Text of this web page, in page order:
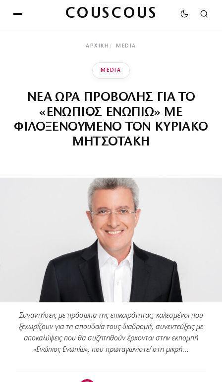
COUSCOUS
ΑΡΧΙΚΉ MEDIA
MEDIA
ΝΕΑ ΩΡΑ ΠΡΟΒΟΛΗΣ ΓΙΑ ΤΟ
«ΕΝΩΠΙΟΣ ΕΝΩΠΙΩ» ΜΕ
ΦΙΛΟΞΕΝΟΥΜΕΝΟ ΤΟΝ ΚΥΡΙΑΚΟ
ΜΗΤΣΟΤΑΚΗ
Συναντήσεις με πρόσωπα της επικαιρότητας, καλεσμένοι που
ξεχωρίζουν για τη σπουδαία τους διαδρομή, συνεντεύξεις με
αποκαλύψεις που θα συζητηθούν έρχονται στην εκπομπή
«Ενώπιος Ενωπίω», που πρωταγωνιστεί στη μικρή…